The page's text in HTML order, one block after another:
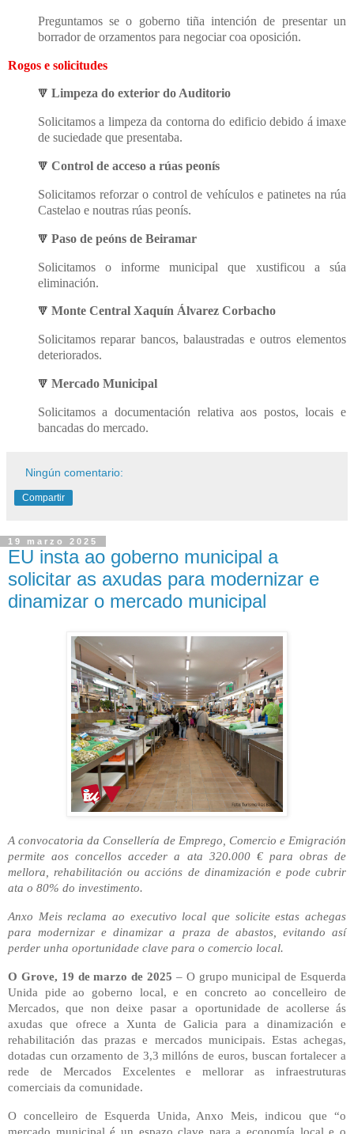
Preguntamos se o goberno tiña intención de presentar un
borrador de orzamentos para negociar coa oposición.
Rogos e solicitudes
🔻 Limpeza do exterior do Auditorio
Solicitamos a limpeza da contorna do edificio debido á imaxe
de suciedade que presentaba.
🔻 Control de acceso a rúas peonís
Solicitamos reforzar o control de vehículos e patinetes na rúa
Castelao e noutras rúas peonís.
🔻 Paso de peóns de Beiramar
Solicitamos o informe municipal que xustificou a súa
eliminación.
🔻 Monte Central Xaquín Álvarez Corbacho
Solicitamos reparar bancos, balaustradas e outros elementos
deteriorados.
🔻 Mercado Municipal
Solicitamos a documentación relativa aos postos, locais e
bancadas do mercado.
Ningún comentario:
Compartir
19 marzo 2025
EU insta ao goberno municipal a
solicitar as axudas para modernizar e
dinamizar o mercado municipal
A convocatoria da Consellería de Emprego, Comercio e Emigración
permite aos concellos acceder a ata 320.000 € para obras de
mellora, rehabilitación ou accións de dinamización e pode cubrir
ata o 80% do investimento.
Anxo Meis reclama ao executivo local que solicite estas achegas
para modernizar e dinamizar a praza de abastos, evitando así
perder unha oportunidade clave para o comercio local.
O Grove, 19 de marzo de 2025 – O grupo municipal de Esquerda
Unida pide ao goberno local, e en concreto ao concelleiro de
Mercados, que non deixe pasar a oportunidade de acollerse ás
axudas que ofrece a Xunta de Galicia para a dinamización e
rehabilitación das prazas e mercados municipais. Estas achegas,
dotadas cun orzamento de 3,3 millóns de euros, buscan fortalecer a
rede de Mercados Excelentes e mellorar as infraestruturas
comerciais da comunidade.
O concelleiro de Esquerda Unida, Anxo Meis, indicou que “o